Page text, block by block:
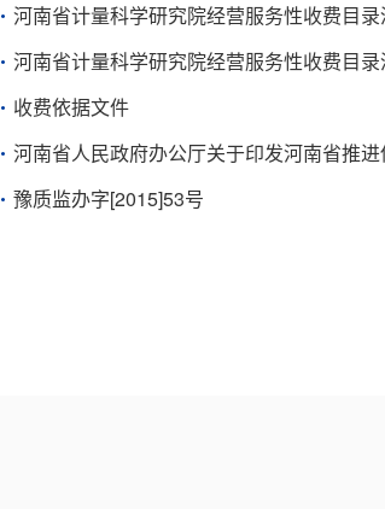
河南省计量科学研究院经营服务性收费目
河南省计量科学研究院经营服务性收费目
收费依据文件
河南省人民政府办公厅关于印发河南省推
豫质监办字[2015]53号